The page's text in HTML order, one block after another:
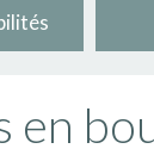
en